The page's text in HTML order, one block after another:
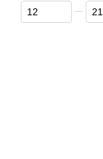
Від Ціна, грн
До Ціна, грн